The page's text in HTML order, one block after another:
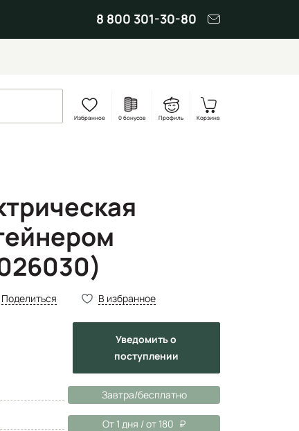
8 800 301-30-80
Избранное 0 бонусов Профиль Корзина
Поделиться В избранное
Уведомитьо
поступлении
Завтра/бесплатно
От 1 дня / от 180